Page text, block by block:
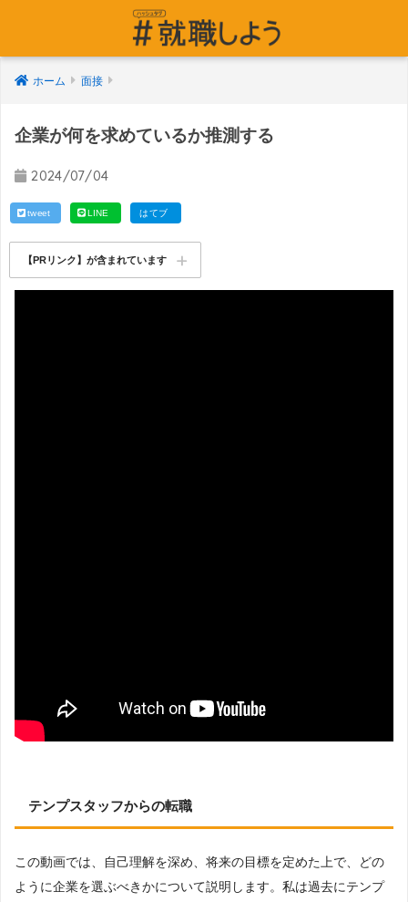
ホーム 面接
企業が何を求めているか推測する
2024/07/04
tweet LINE はてブ
【PRリンク】が含まれています
テンプスタッフからの転職
この動画では、自己理解を深め、将来の目標を定めた上で、どの
ように企業を選ぶべきかについて説明します。私は過去にテンプ